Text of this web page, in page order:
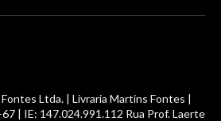
Ltda. | Livraria Martins Fontes |
| IE: 147.024.991.112 Rua Prof. Laerte